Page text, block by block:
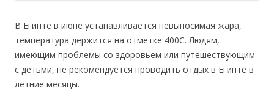
В Египте в июне устанавливается невыносимая жара,
температура держится на отметке 400С. Людям,
имеющим проблемы со здоровьем или путешествующим
с детьми, не рекомендуется проводить отдых в Египте в
летние месяцы.